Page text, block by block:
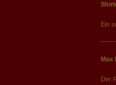
Ein
Max
Der